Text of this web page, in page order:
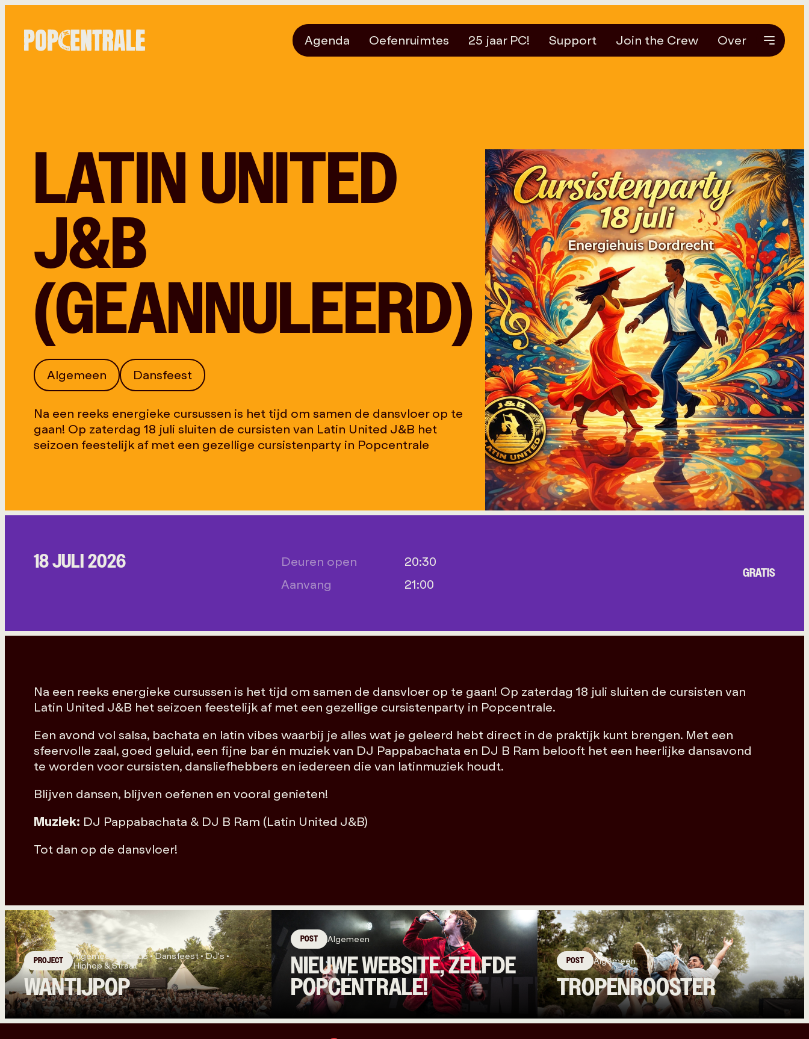
Agenda Oefenruimtes 25 jaar PC! Support Join the Crew Over
LATIN UNITED
J&B
(GEANNULEERD)
Algemeen Dansfeest
Na een reeks energieke cursussen is het tijd om samen de dansvloer op te
gaan! Op zaterdag 18 juli sluiten de cursisten van Latin United J&B het
seizoen feestelijk af met een gezellige cursistenparty in Popcentrale
18 JULI 2026 Deuren open
20:30
Aanvang
21:00
GRATIS
Na een reeks energieke cursussen is het tijd om samen de dansvloer op te gaan! Op zaterdag 18 juli sluiten de cursisten van
Latin United J&B het seizoen feestelijk af met een gezellige cursistenparty in Popcentrale.
Een avond vol salsa, bachata en latin vibes waarbij je alles wat je geleerd hebt direct in de praktijk kunt brengen. Met een
sfeervolle zaal, goed geluid, een fijne bar én muziek van DJ Pappabachata en DJ B Ram belooft het een heerlijke dansavond
te worden voor cursisten, dansliefhebbers en iedereen die van latinmuziek houdt.
Blijven dansen, blijven oefenen en vooral genieten!
Muziek: DJ Pappabachata & DJ B Ram (Latin United J&B)
Tot dan op de dansvloer!
PROJECT
Algemeen • Bands • Dansfeest • DJ's •
Hiphop & Straat
WANTIJPOP
POST Algemeen
NIEUWE WEBSITE, ZELFDE
POPCENTRALE!
POST Algemeen
TROPENROOSTER